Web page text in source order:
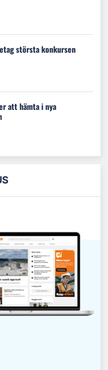
största konkursen
att hämta i nya